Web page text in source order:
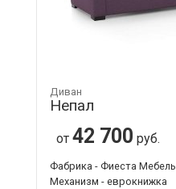
Диван
Непал
от 42 700 руб.
Фабрика - Фиеста Мебель
Механизм - еврокнижка